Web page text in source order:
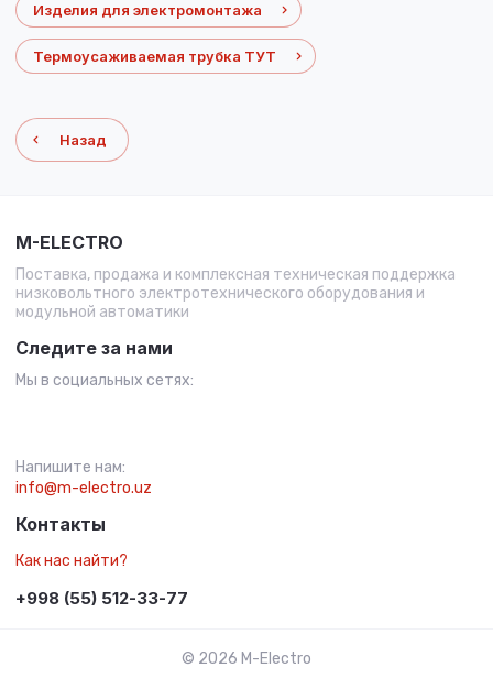
Изделия для электромонтажа
Термоусаживаемая трубка ТУТ
Назад
M-ELECTRO
Поставка, продажа и комплексная техническая поддержка
низковольтного электротехнического оборудования и
модульной автоматики
Следите за нами
Мы в социальных сетях:
Напишите нам:
info@m-electro.uz
Контакты
Как нас найти?
+998 (55) 512-33-77
© 2026 M-Electro